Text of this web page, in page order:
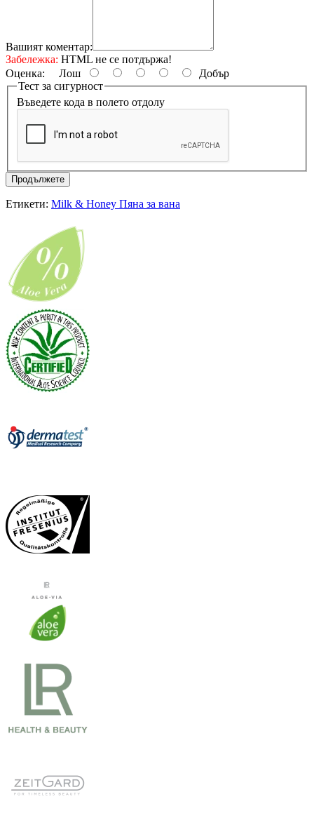
Вашият коментар:
Забележка: HTML не се потдържа!
Оценка: Лош
Добър
Тест за сигурност
Въведете кода в полето отдолу
Продължете
Етикети: Milk & Honey Пяна за вана